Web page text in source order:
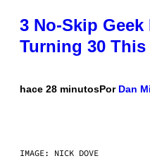
3 No-Skip
Turning 30 This
hace 28 minutosPor Dan
IMAGE: NICK DOVE